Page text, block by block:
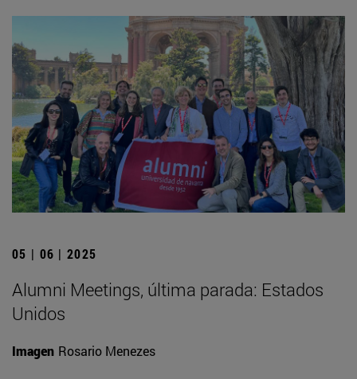
05 | 06 | 2025
Alumni Meetings, última parada: Estados
Unidos
Imagen Rosario Menezes